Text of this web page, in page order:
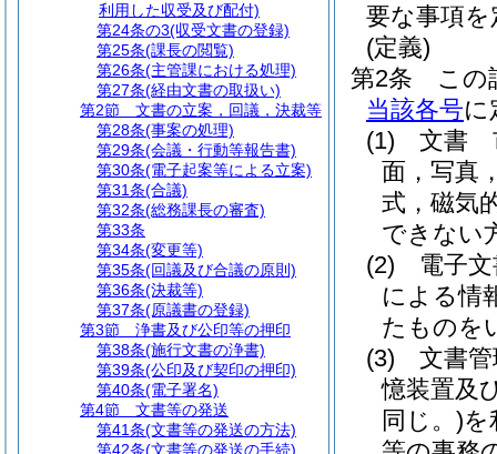
要な事項
(定義)
第2条
この
当該各号に
(1)
文書
面，写真
式，磁気
できない
(2)
電子
による情
たものを
(3)
文書
憶装置及
同じ。)を
利用した収受及び配付)
第24条の3(収受文書の登録)
第25条(課長の閲覧)
第26条(主管課における処理)
第27条(経由文書の取扱い)
第2節
文書の立案，回議，決裁等
第28条(事案の処理)
第29条(会議・行動等報告書)
第30条(電子起案等による立案)
第31条(合議)
第32条(総務課長の審査)
第33条
第34条(変更等)
第35条(回議及び合議の原則)
第36条(決裁等)
第37条(原議書の登録)
第3節
浄書及び公印等の押印
第38条(施行文書の浄書)
第39条(公印及び契印の押印)
第40条(電子署名)
第4節
文書等の発送
第41条(文書等の発送の方法)
第42条(文書等の発送の手続)